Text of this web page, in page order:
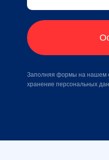
Заполняя формы на нашем
хранение персональных